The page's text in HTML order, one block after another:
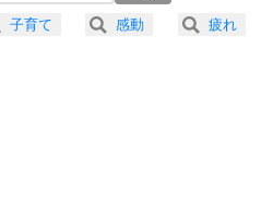
子育て 感動 疲れ